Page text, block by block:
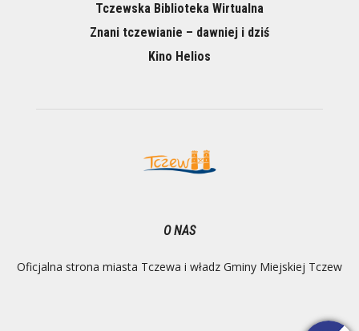
Tczewska Biblioteka Wirtualna
Znani tczewianie – dawniej i dziś
Kino Helios
O NAS
Oficjalna strona miasta Tczewa i władz Gminy Miejskiej Tczew